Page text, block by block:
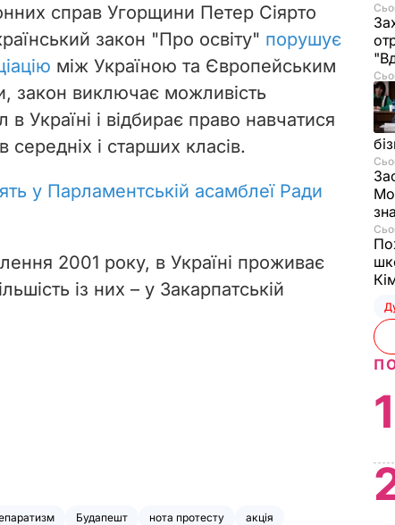
справ Угорщини Петер Сіярто
закон "Про освіту" порушує
між Україною та Європейським
закон виключає можливість
в Україні і відбирає право навчатися
і старших класів.
у Парламентській асамблеї Ради
2001 року, в Україні проживає
із них – у Закарпатській
Будапешт нота протесту
акція
1